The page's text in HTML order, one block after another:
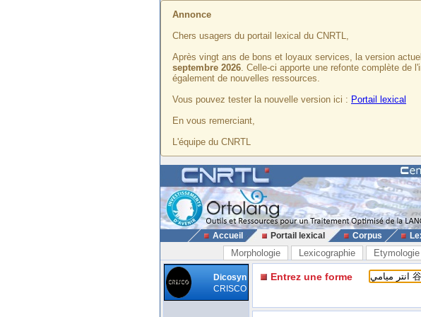
Annonce
Chers usagers du portail lexical du CNRTL,
Après vingt ans de bons et loyaux services, la version
septembre 2026. Celle-ci apporte une refonte complète de
également de nouvelles ressources.
Vous pouvez tester la nouvelle version ici : Portail lexical
En vous remerciant,
L'équipe du CNRTL
Accueil Portail lexical Corpus
Morphologie Lexicographie Etymologie
Dicosyn
CRISCO
Entrez une forme